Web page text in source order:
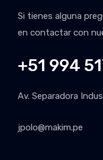
Si tienes alguna
en contactar con
+51 994
Av. Separadora
jpolo@makim.pe